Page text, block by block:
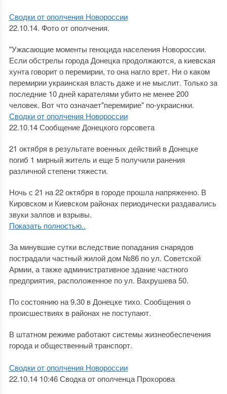
Сводки от ополчения Новороссии
22.10.14. Фото от ополчения.
"Ужасающие моменты геноцида населения Новороссии.
Если обстрелы города Донецка продолжаются, а киевская
хунта говорит о перемирии, то она нагло врет. Ни о каком
перемирии украинская власть даже и не мыслит. Только за
последние 10 дней карателями убито не менее 200
человек. Вот что означает"перемирие" по-украиснки.
Сводки от ополчения Новороссии
22.10.14 Сообщение Донецкого горсовета
21 октября в результате военных действий в Донецке
погиб 1 мирный житель и еще 5 получили ранения
различной степени тяжести.
Ночь с 21 на 22 октября в городе прошла напряженно. В
Кировском и Киевском районах периодически раздавались
звуки залпов и взрывы.
Показать полностью..
За минувшие сутки вследствие попадания снарядов
пострадали частный жилой дом №86 по ул. Советской
Армии, а также административное здание частного
предприятия, расположенное по ул. Вахрушева 50.
По состоянию на 9.30 в Донецке тихо. Сообщения о
происшествиях в районах не поступают.
В штатном режиме работают системы жизнеобеспечения
города и общественный транспорт.
Сводки от ополчения Новороссии
22.10.14 10:46 Сводка от ополченца Прохорова